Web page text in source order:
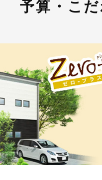
予算・こ